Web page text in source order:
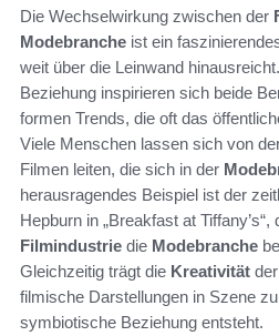
Die Wechselwirkung zwischen der
Modebranche ist ein
weit über die Leinwand
Beziehung inspirieren sich beide
formen Trends, die oft das
Viele Menschen lassen sich von
Filmen leiten, die sich in der
herausragendes Beispiel ist der
Hepburn in „Breakfast at
Filmindustrie die Modebranche
Gleichzeitig trägt die Kreativität
filmische Darstellungen in Szene
symbiotische Beziehung entsteht.